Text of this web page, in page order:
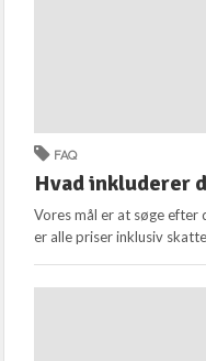
FAQ
Hvad inkluderer
Vores mål er at søge
er alle priser inklusiv